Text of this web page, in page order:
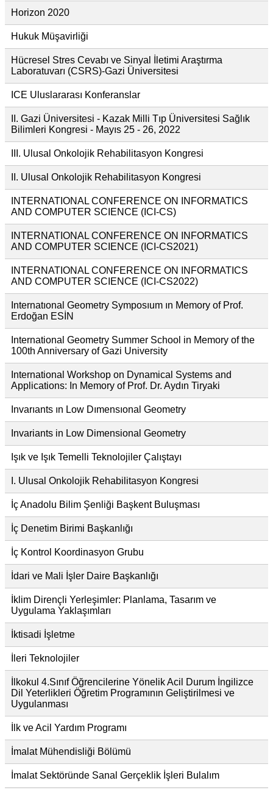
Horizon 2020
Hukuk Müşavirliği
Hücresel Stres Cevabı ve Sinyal İletimi Araştırma
Laboratuvarı (CSRS)-Gazi Üniversitesi
ICE Uluslararası Konferanslar
II. Gazi Üniversitesi - Kazak Milli Tıp Üniversitesi Sağlık
Bilimleri Kongresi - Mayıs 25 - 26, 2022
III. Ulusal Onkolojik Rehabilitasyon Kongresi
II. Ulusal Onkolojik Rehabilitasyon Kongresi
INTERNATIONAL CONFERENCE ON INFORMATICS
AND COMPUTER SCIENCE (ICI-CS)
INTERNATIONAL CONFERENCE ON INFORMATICS
AND COMPUTER SCIENCE (ICI-CS2021)
INTERNATIONAL CONFERENCE ON INFORMATICS
AND COMPUTER SCIENCE (ICI-CS2022)
Internatıonal Geometry Symposıum ın Memory of Prof.
Erdoğan ESİN
International Geometry Summer School in Memory of the
100th Anniversary of Gazi University
International Workshop on Dynamical Systems and
Applications: In Memory of Prof. Dr. Aydın Tiryaki
Invarıants ın Low Dımensıonal Geometry
Invariants in Low Dimensional Geometry
Işık ve Işık Temelli Teknolojiler Çalıştayı
I. Ulusal Onkolojik Rehabilitasyon Kongresi
İç Anadolu Bilim Şenliği Başkent Buluşması
İç Denetim Birimi Başkanlığı
İç Kontrol Koordinasyon Grubu
İdari ve Mali İşler Daire Başkanlığı
İklim Dirençli Yerleşimler: Planlama, Tasarım ve
Uygulama Yaklaşımları
İktisadi İşletme
İleri Teknolojiler
İlkokul 4.Sınıf Öğrencilerine Yönelik Acil Durum İngilizce
Dil Yeterlikleri Öğretim Programının Geliştirilmesi ve
Uygulanması
İlk ve Acil Yardım Programı
İmalat Mühendisliği Bölümü
İmalat Sektöründe Sanal Gerçeklik İşleri Bulalım